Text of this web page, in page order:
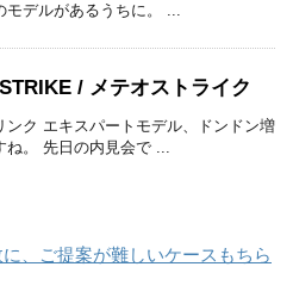
モデルがあるうちに。 ...
/ メテオストライク
ンク エキスパートモデル、ドンドン増
ね。 先日の内見会で ...
、ご提案が難しいケースもちら